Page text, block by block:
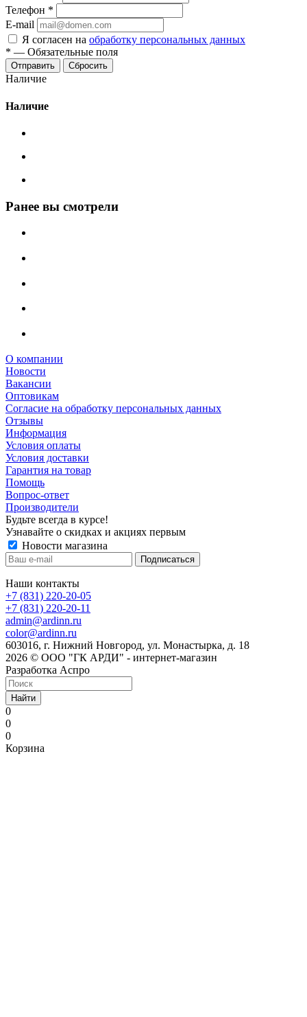
Телефон *
E-mail
Я согласен на обработку персональных данных
* — Обязательные поля
Сбросить
Наличие
Наличие
Ранее вы смотрели
О компании
Новости
Вакансии
Оптовикам
Cогласие на обработку персональных данных
Отзывы
Информация
Условия оплаты
Условия доставки
Гарантия на товар
Помощь
Вопрос-ответ
Производители
Будьте всегда в курсе!
Узнавайте о скидках и акциях первым
Новости магазина
Наши контакты
+7 (831) 220-20-05
+7 (831) 220-20-11
admin@ardinn.ru
color@ardinn.ru
603016, г. Нижний Новгород, ул. Монастырка, д. 18
2026 © ООО "ГК АРДИ" - интернет-магазин
Разработка Аспро
Найти
0
0
0
Корзина